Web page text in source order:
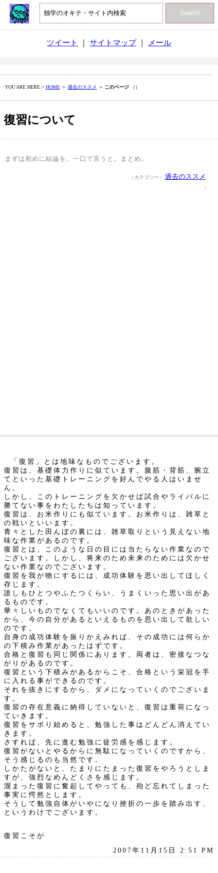
Search
ツイート サイトマップ｜ メール
YOU ARE HERE > HOME ＞ 過去のススメ ＞ このページ （）
復習について
まずは初めに結論を。一口で言うと。まとめ。
| カテゴリー： 過去のススメ
|
「復習」とは地味なものでございます。
復習は、基礎体力作りに似ています。腹筋・背筋、腕立
てといった基礎トレーニングを好んでやる人はいませ
ん。
しかし、このトレーニングを欠かせば試合やライバルに
勝てない事をわたしたちは知っています。
復習は、お米作りにも似ています。お米作りは、雑草と
の戦いといいます。
青々とした田んぼの裏には、雑草取りという見えない地
味な作業があるのです。
復習とは、このような日の目には当たらない作業なので
ございます。しかし、将来のため未来のためには欠かせ
ない作業なのでございます。
復習を我が物にするには、成功体験を思い出してほしく
存じます。
誰しもひとつやふたつくらい、うまくいった思い出があ
るものです。
華々しいものでなくてもいいのです。あのときがあった
から、今の自分があるといえるものを思い出して欲しい
のです。
自身の成功体験を振りかえみれば、その成功には何らか
の下積み作業があったはずです。
合格と復習も同じ関係にあります。両者は、密接なつな
がりがあるのです。
復習という下積みがあるからこそ、合格という栄冠を手
に入れる事ができるのです。
それを抜きにするから、ダメになっていくのでございま
す。
復習の存在意義に納得していないと、復習は重荷になっ
ていきます。
復習をサボり始めると、勉強した事はどんどん消えてい
きます。
さすれば、先に進む勉強に徒労感を感じます。
復習がないとやるからに無駄になっていくのですから、
そう感じるのも当然です。
しかたがないと、たまりにたまった復習をやろうとしま
すが、強烈なめんどくさを感じます。
溜まった復習に奮起してやっても、殆ど忘れてしまった
事実に愕然とします。
そうして勉強自体がいやになり挫折の一歩を踏み出す、
というわけでございます。
復習こそが
2007年11月15日 2:51 PM